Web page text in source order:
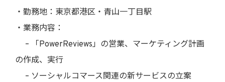
・勤務地：東京都港区・青山一丁目駅
・業務内容：
– 「PowerReviews」の営業、マーケティング計画
の作成、実行
– ソーシャルコマース関連の新サービスの立案